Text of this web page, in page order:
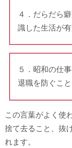
４．だらだら
識した生活が有
５．昭和の仕
退職を防ぐこと
この言葉がよく使
捨て去ること、抜
れます。